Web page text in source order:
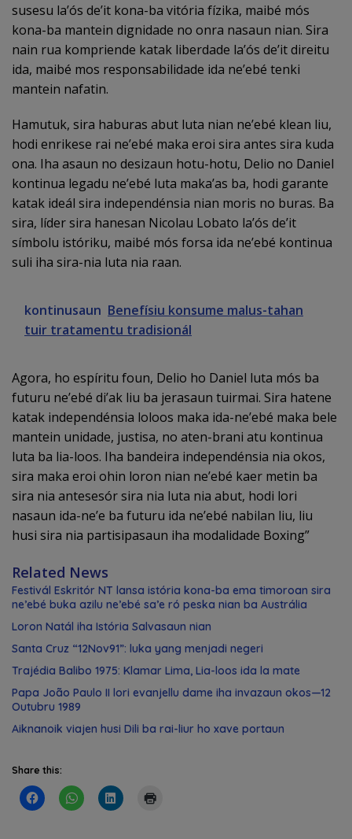
susesu la’ós de’it kona-ba vitória fízika, maibé mós
kona-ba mantein dignidade no onra nasaun nian. Sira
nain rua kompriende katak liberdade la’ós de’it direitu
ida, maibé mos responsabilidade ida ne’ebé tenki
mantein nafatin.
Hamutuk, sira haburas abut luta nian ne’ebé klean liu,
hodi enrikese rai ne’ebé maka eroi sira antes sira kuda
ona. Iha asaun no desizaun hotu-hotu, Delio no Daniel
kontinua legadu ne’ebé luta maka’as ba, hodi garante
katak ideál sira independénsia nian moris no buras. Ba
sira, líder sira hanesan Nicolau Lobato la’ós de’it
símbolu istóriku, maibé mós forsa ida ne’ebé kontinua
suli iha sira-nia luta nia raan.
kontinusaun Benefísiu konsume malus-tahan
tuir tratamentu tradisionál
Agora, ho espíritu foun, Delio ho Daniel luta mós ba
futuru ne’ebé di’ak liu ba jerasaun tuirmai. Sira hatene
katak independénsia loloos maka ida-ne’ebé maka bele
mantein unidade, justisa, no aten-brani atu kontinua
luta ba lia-loos. Iha bandeira independénsia nia okos,
sira maka eroi ohin loron nian ne’ebé kaer metin ba
sira nia antesesór sira nia luta nia abut, hodi lori
nasaun ida-ne’e ba futuru ida ne’ebé nabilan liu, liu
husi sira nia partisipasaun iha modalidade Boxing”
Related News
Festivál Eskritór NT lansa istória kona-ba ema timoroan sira
ne’ebé buka azilu ne’ebé sa’e ró peska nian ba Austrália
Loron Natál iha Istória Salvasaun nian
Santa Cruz “12Nov91”: luka yang menjadi negeri
Trajédia Balibo 1975: Klamar Lima, Lia-loos ida la mate
Papa João Paulo II lori evanjellu dame iha invazaun okos—12
Outubru 1989
Aiknanoik viajen husi Dili ba rai-liur ho xave portaun
Share this: